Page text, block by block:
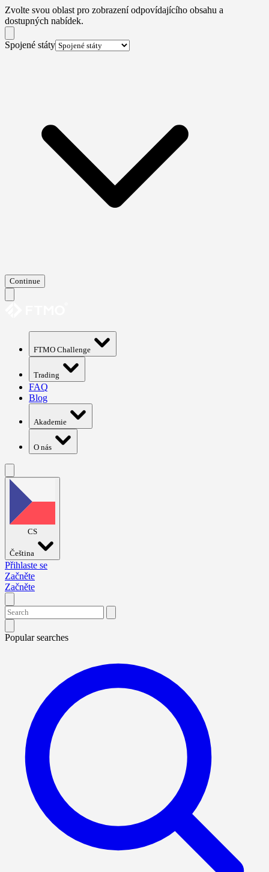
Zvolte svou oblast pro zobrazení odpovídajícího obsahu a
dostupných nabídek.
Spojené státy
Continue
FTMO Challenge
Trading
FAQ
Blog
Akademie
O nás
CS
Čeština
Přihlaste se
Začněte
Začněte
Popular searches